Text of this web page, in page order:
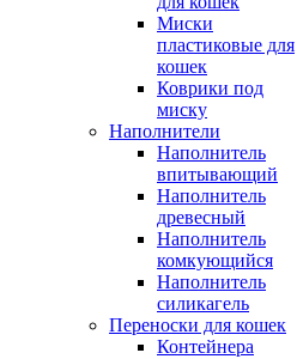
Миски
пластиковые для
кошек
Коврики под
миску
Наполнители
Наполнитель
впитывающий
Наполнитель
древесный
Наполнитель
комкующийся
Наполнитель
силикагель
Переноски для кошек
Контейнера